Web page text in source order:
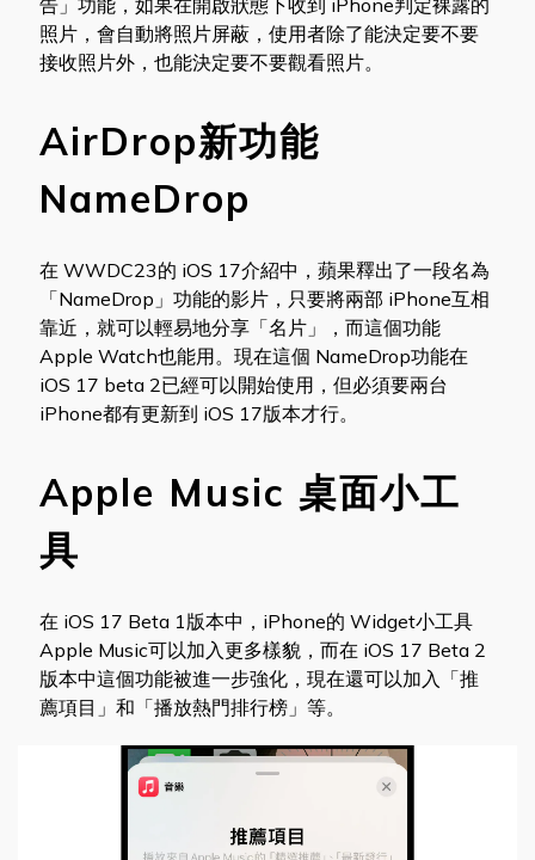
照片，會自動將照片屏蔽，使用者除了能決定要不要
接收照片外，也能決定要不要觀看照片。
AirDrop新功能
NameDrop
在 WWDC23的 iOS 17介紹中，蘋果釋出了一段名為
「NameDrop」功能的影片，只要將兩部 iPhone互相
靠近，就可以輕易地分享「名片」，而這個功能
Apple Watch也能用。現在這個 NameDrop功能在
iOS 17 beta 2已經可以開始使用，但必須要兩台
iPhone都有更新到 iOS 17版本才行。
Apple Music 桌面小工
具
在 iOS 17 Beta 1版本中，iPhone的 Widget小工具
Apple Music可以加入更多樣貌，而在 iOS 17 Beta 2
版本中這個功能被進一步強化，現在還可以加入「推
薦項目」和「播放熱門排行榜」等。